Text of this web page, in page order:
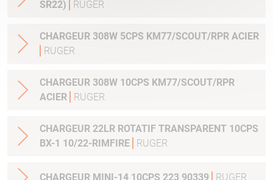
SR22)
RUGER
CHARGEUR 308W 5CPS KM77/SCOUT/RPR ACIER
RUGER
CHARGEUR 308W 10CPS KM77/SCOUT/RPR
ACIER
RUGER
CHARGEUR 22LR ROTATIF TRANSPARENT 10CPS
BX-1 10/22-RIMFIRE
RUGER
CHARGEUR MINI-14 10CPS 223 90339 RUGER